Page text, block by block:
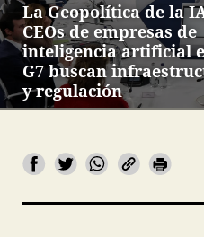
La Geopolítica de la
CEOs de empresas de
inteligencia artificial
G7 buscan
y regulación